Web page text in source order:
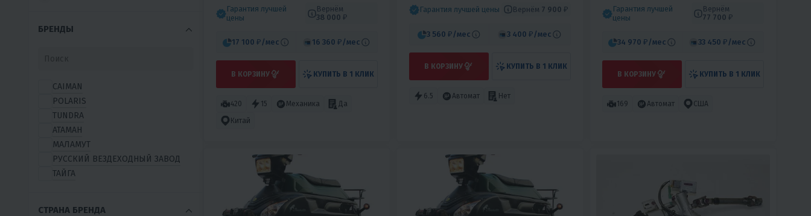
БРЕНДЫ
CAIMAN
POLARIS
TUNDRA
АТАМАН
МАЛАМУТ
РУССКИЙ ВЕЗДЕХОДНЫЙ ЗАВОД
ТАЙГА
СТРАНА БРЕНДА
Гарантия лучшей
цены
Вернём
38 000 ₽
17 100 ₽ /мес 16 360 ₽ /мес
В КОРЗИНУ КУПИТЬ В 1 КЛИК
420 15 Механика
Да
Китай
Гарантия лучшей цены Вернём 7 900 ₽
3 560 ₽ /мес 3 400 ₽ /мес
В КОРЗИНУ КУПИТЬ В 1 КЛИК
6.5 Автомат Нет
Гарантия лучшей
цены
Вернём
77 700 ₽
34 970 ₽ /мес 33 450 ₽ /мес
В КОРЗИНУ КУПИТЬ В 1 КЛИК
169 Автомат США